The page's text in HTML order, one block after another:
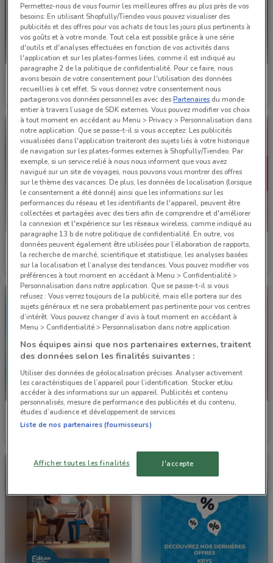
Aprium Pharmacie
Valable jusqu'au 31/08 2.5 km
Bastide
Valable jusqu'au 31/12 4.2 km
Bastide
Valable jusqu'au 01/10 4.2 km
Lissac
Valable jusqu'au 31/12 5 km
Distri Club Médical Distri Club Médical
Permettez-nous de vous fournir les meilleures offres au plus près de vos
besoins: En utilisant Shopfully/Tiendeo vous pouvez visualiser des
publicités et des offres pour vos achats de tous les jours plus pertinents à
vos goûts et à votre monde. Tout cela est possible grâce à une série
d'outils et d'analyses effectuées en fonction de vos activités dans
l'application et sur les plates-formes liées, comme il est indiqué au
paragraphe 2 de la politique de confidentialité. Pour ce faire, nous
avons besoin de votre consentement pour l'utilisation des données
recueillies à cet effet. Si vous donnez votre consentement nous
partagerons vos données personnelles avec desPartenaires du monde
entier à travers l’usage de SDK externes. Vous pouvez modifier vos choix
à tout moment en accédant au Menu > Privacy > Personnalisation dans
notre application. Que se passe-t-il si vous acceptez: Les publicités
visualisées dans l'application traiteront des sujets liés à votre historique
de navigation sur les plates-formes externes à Shopfully/Tiendeo. Par
exemple, si un service relié à nous nous informent que vous avez
navigué sur un site de voyages, nous pouvons vous montrer des offres
sur le thème des vacances. De plus, les données de localisation (lorsque
le consentement a été donné) ainsi que les informations sur les
performances du réseau et les identifiants de l'appareil, peuvent être
collectées et partagées avec des tiers afin de comprendre et d'améliorer
la connexion et l'expérience sur les réseaux wireless, comme indiqué au
paragraphe 13.b de notre politique de confidentialité. En outre, vos
données peuvent également être utilisées pour l’élaboration de rapports,
la recherche de marché, scientifique et statistique, les analyses basées
sur la localisation et l’analyse des tendances. Vous pouvez modifier vos
préférences à tout moment en accédant à Menu > Confidentialité >
Personnalisation dans notre application. Que se passe-t-il si vous
refusez : Vous verrez toujours de la publicité, mais elle portera sur des
sujets généraux et ne sera probablement pas pertinente pour vos centres
d’intérêt. Vous pouvez changer d’avis à tout moment en accédant à
Menu > Confidentialité > Personnalisation dans notre application.
Nos équipes ainsi que nos partenaires externes, traitent
des données selon les finalités suivantes :
Utiliser des données de géolocalisation précises. Analyser activement
les caractéristiques de l’appareil pour l’identification. Stocker et/ou
accéder à des informations sur un appareil. Publicités et contenu
personnalisés, mesure de performance des publicités et du contenu,
études d’audience et développement de services.
Liste de nos partenaires (fournisseurs)
Afficher toutes les finalités J'accepte